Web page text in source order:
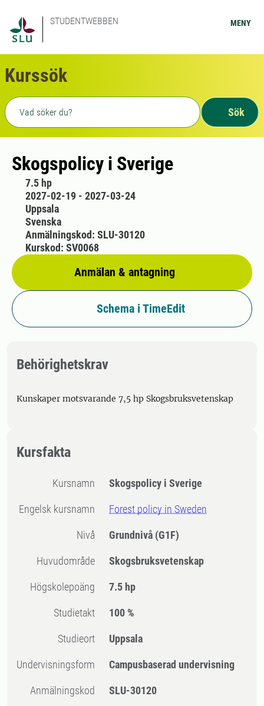
STUDENTWEBBEN MENY
Kurssök
Fritext sökning
Sök
Skogspolicy i Sverige
7.5 hp
2027-02-19 - 2027-03-24
Uppsala
Svenska
Anmälan & antagning
Anmälningskod: SLU-30120
Kurskod: SV0068
Schema i TimeEdit
Behörighetskrav
Kunskaper motsvarande 7,5 hp Skogsbruksvetenskap
Kursfakta
Kursnamn Skogspolicy i Sverige
Engelsk kursnamn Forest policy in Sweden
Nivå Grundnivå (G1F)
Huvudområde Skogsbruksvetenskap
högskolepoäng 7.5 hp
Studietakt 100 %
Studieort Uppsala
Undervisningsform Campusbaserad undervisning
Anmälningskod SLU-30120